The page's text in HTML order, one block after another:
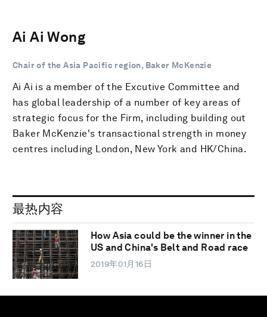
Ai Ai Wong
Chair of the Asia Pacific region, Baker McKenzie
Ai Ai is a member of the Excutive Committee and
has global leadership of a number of key areas of
strategic focus for the Firm, including building out
Baker McKenzie's transactional strength in money
centres including London, New York and HK/China.
最热内容
How Asia could be the winner in the
US and China's Belt and Road race
2019年01月16日